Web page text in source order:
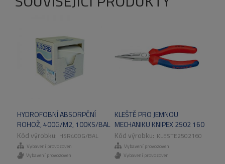
HYDROFOBNÍ ABSORPČNÍ
ROHOŽ, 400G/M2, 100KS/BAL
HSR400G/BAL
Vybavení provozoven
Vybavení provozoven
KLEŠTĚ PRO JEMNOU
MECHANIKU KNIPEX 2502 160
PLOCHÉ
KLESTE2502160
Vybavení provozoven
Vybavení provozoven